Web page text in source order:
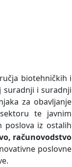
biotehničkih i
suradnji i suradnji
za obavljanje
te javnim
poslova iz ostalih
računovodstvo
poslovne